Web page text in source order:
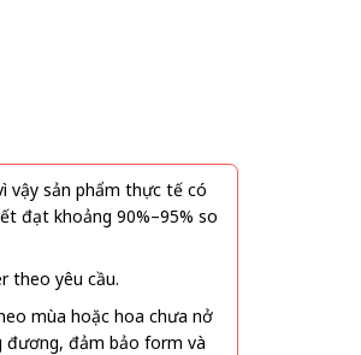
vậy sản phẩm thực tế có
đạt khoảng 90%–95% so
theo yêu cầu.
mùa hoặc hoa chưa nở
đương, đảm bảo form và